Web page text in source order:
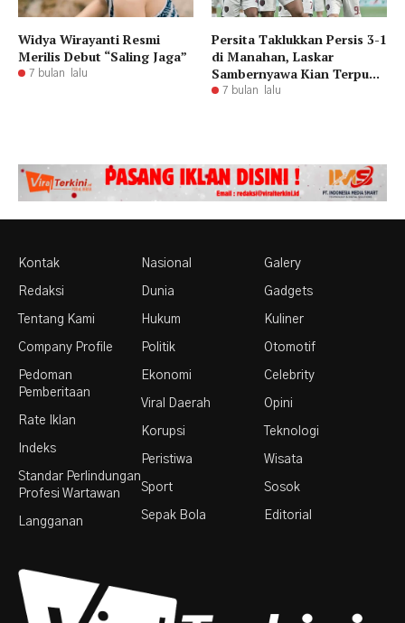
Widya Wirayanti Resmi
Merilis Debut “Saling Jaga”
7 bulan lalu
Persita Taklukkan Persis 3-1
di Manahan, Laskar
Sambernyawa Kian Terpu...
7 bulan lalu
Kontak
Redaksi
Tentang Kami
Company Profile
Pedoman
Pemberitaan
Rate Iklan
Indeks
Standar Perlindungan
Profesi Wartawan
Langganan
Nasional
Dunia
Hukum
Politik
Ekonomi
Viral Daerah
Korupsi
Peristiwa
Sport
Sepak Bola
Galery
Gadgets
Kuliner
Otomotif
Celebrity
Opini
Teknologi
Wisata
Sosok
Editorial